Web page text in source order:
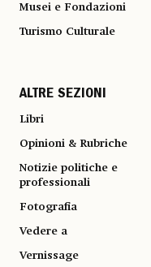
Musei e Fondazioni
Turismo Culturale
ALTRE SEZIONI
Libri
Opinioni & Rubriche
Notizie politiche e
professionali
Fotografia
Vedere a
Vernissage